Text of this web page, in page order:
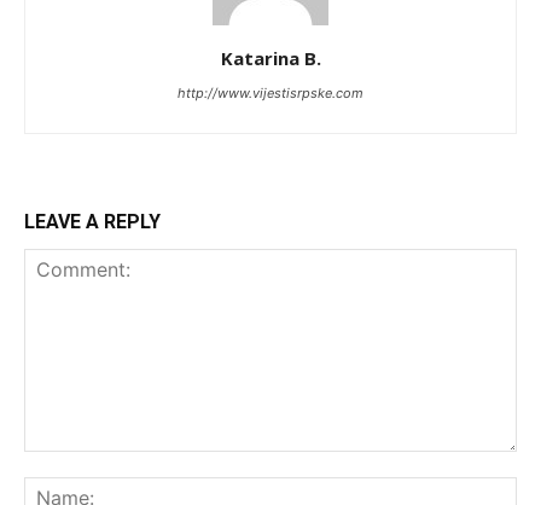
Katarina B.
http://www.vijestisrpske.com
LEAVE A REPLY